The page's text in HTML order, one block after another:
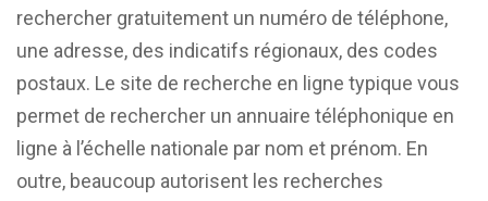
rechercher gratuitement un numéro de téléphone,
une adresse, des indicatifs régionaux, des codes
postaux. Le site de recherche en ligne typique vous
permet de rechercher un annuaire téléphonique en
ligne à l’échelle nationale par nom et prénom. En
outre, beaucoup autorisent les recherches